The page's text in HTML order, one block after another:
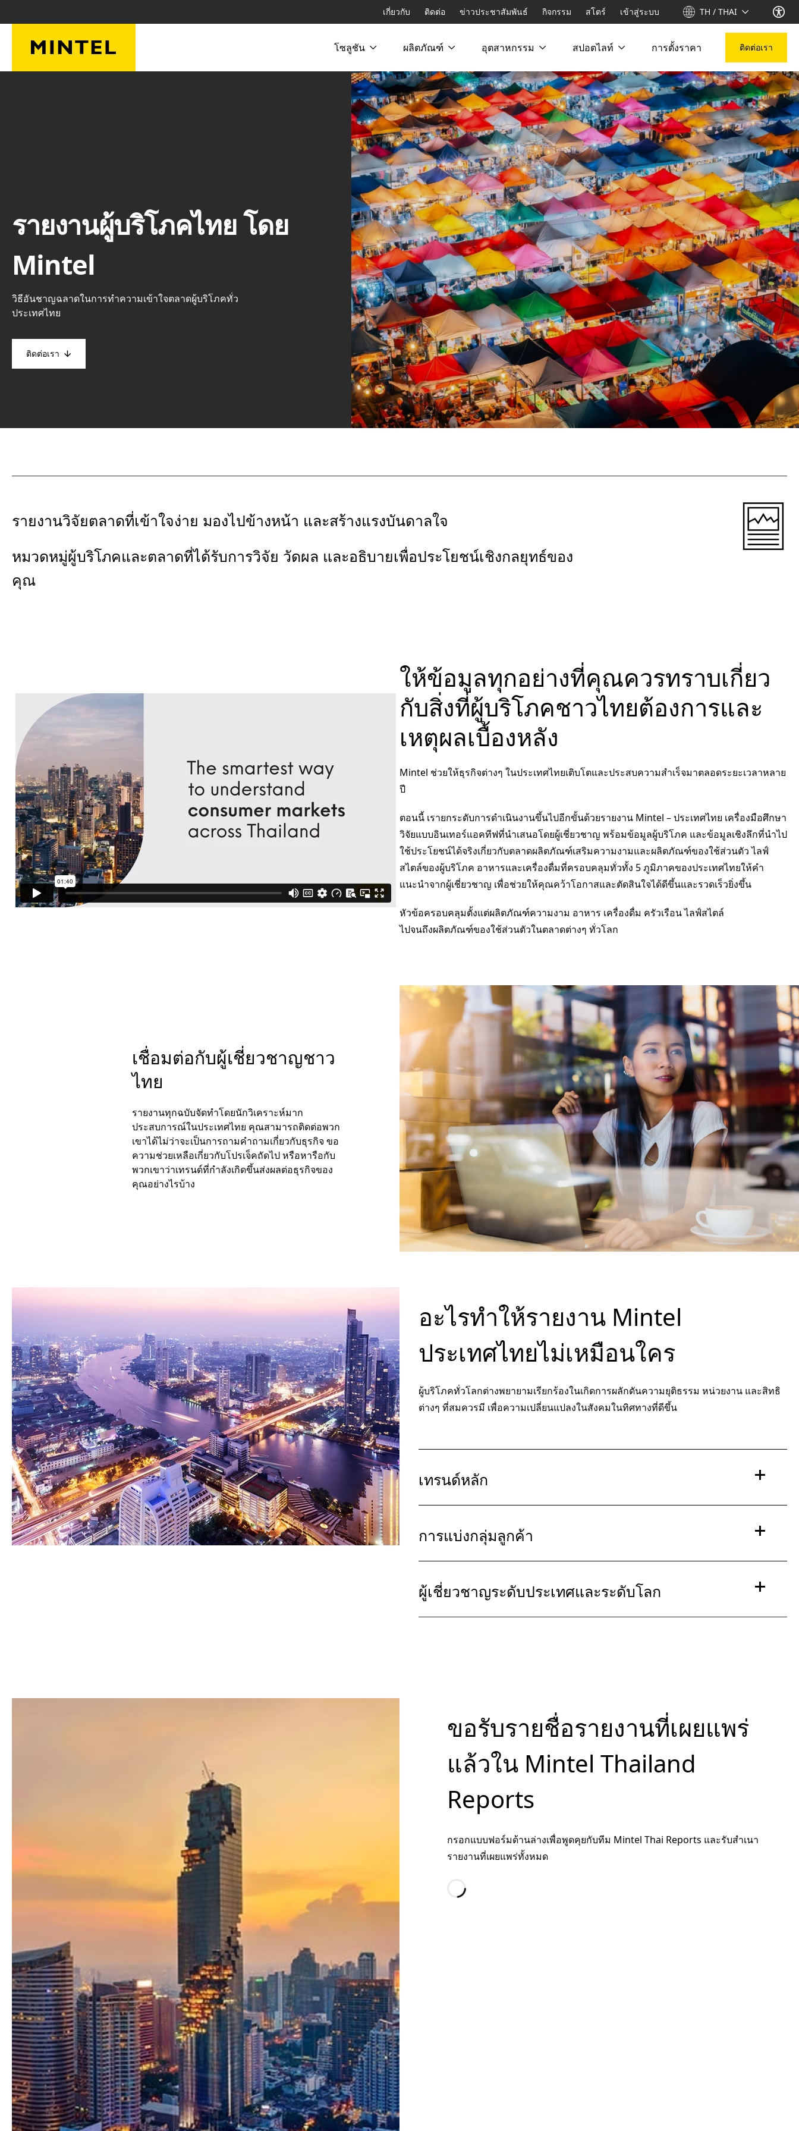
เกี่ยวกับ ติดต่อ ข่าวประชาสัมพันธ์ กิจกรรม สโตร์ เข้าสู่ระบบ TH / THAI
โซลูชัน ผลิตภัณฑ์ อุตสาหกรรม สปอตไลท์ การตั้งราคา ติดต่อเรา
รายงานผู้บริโภคไทย โดย
Mintel
วิธีอันชาญฉลาดในการทำความเข้าใจตลาดผู้บริโภคทั่ว
ประเทศไทย
ติดต่อเรา
รายงานวิจัยตลาดที่เข้าใจง่าย มองไปข้างหน้า และสร้างแรงบันดาลใจ
หมวดหมู่ผู้บริโภคและตลาดที่ได้รับการวิจัย วัดผล และอธิบายเพื่อประโยชน์เชิงกลยุทธ์ของ
คุณ
ให้ข้อมูลทุกอย่างที่คุณควรทราบเกี่ยว
กับสิ่งที่ผู้บริโภคชาวไทยต้องการและ
เหตุผลเบื้องหลัง
Mintel ช่วยให้ธุรกิจต่างๆ ในประเทศไทยเติบโตและประสบความสำเร็จมาตลอดระยะเวลาหลาย
ปี
ตอนนี้ เรายกระดับการดำเนินงานขึ้นไปอีกขั้นด้วยรายงาน Mintel – ประเทศไทย เครื่องมือศึกษา
วิจัยแบบอินเทอร์แอคทีฟที่นำเสนอโดยผู้เชี่ยวชาญ พร้อมข้อมูลผู้บริโภค และข้อมูลเชิงลึกที่นำไป
ใช้ประโยชน์ได้จริงเกี่ยวกับตลาดผลิตภัณฑ์เสริมความงามและผลิตภัณฑ์ของใช้ส่วนตัว ไลฟ์
สไตล์ของผู้บริโภค อาหารและเครื่องดื่มที่ครอบคลุมทั่วทั้ง 5 ภูมิภาคของประเทศไทยให้คำ
แนะนำจากผู้เชี่ยวชาญ เพื่อช่วยให้คุณคว้าโอกาสและตัดสินใจได้ดีขึ้นและรวดเร็วยิ่งขึ้น
หัวข้อครอบคลุมตั้งแต่ผลิตภัณฑ์ความงาม อาหาร เครื่องดื่ม ครัวเรือน ไลฟ์สไตล์
ไปจนถึงผลิตภัณฑ์ของใช้ส่วนตัวในตลาดต่างๆ ทั่วโลก
เชื่อมต่อกับผู้เชี่ยวชาญชาว
ไทย
รายงานทุกฉบับจัดทำโดยนักวิเคราะห์มาก
ประสบการณ์ในประเทศไทย คุณสามารถติดต่อพวก
เขาได้ไม่ว่าจะเป็นการถามคำถามเกี่ยวกับธุรกิจ ขอ
ความช่วยเหลือเกี่ยวกับโปรเจ็คถัดไป หรือหารือกับ
พวกเขาว่าเทรนด์ที่กำลังเกิดขึ้นส่งผลต่อธุรกิจของ
คุณอย่างไรบ้าง
อะไรทำให้รายงาน Mintel
ประเทศไทยไม่เหมือนใคร
ผู้บริโภคทั่วโลกต่างพยายามเรียกร้องในเกิดการผลักดันความยุติธรรม หน่วยงาน และสิทธิ
ต่างๆ ที่สมควรมี เพื่อความเปลี่ยนแปลงในสังคมในทิศทางที่ดีขึ้น
เทรนด์หลัก
การแบ่งกลุ่มลูกค้า
ผู้เชี่ยวชาญระดับประเทศและระดับโลก
ขอรับรายชื่อรายงานที่เผยแพร่
แล้วใน Mintel Thailand
Reports
กรอกแบบฟอร์มด้านล่างเพื่อพูดคุยกับทีม Mintel Thai Reports และรับสำเนา
รายงานที่เผยแพร่ทั้งหมด